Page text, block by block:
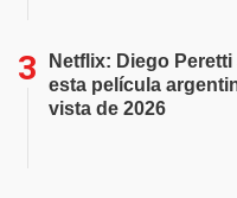
Netflix: Diego
esta película
vista de 2026